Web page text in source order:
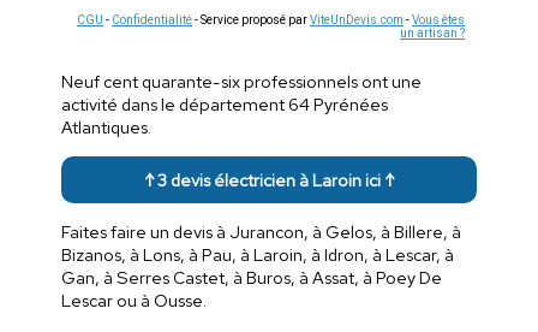
CGU - Confidentialité- Service proposé parViteUnDevis.com -Vous êtes
un artisan ?
Neuf cent quarante-six professionnels ont une
activité dans le département 64 Pyrénées
Atlantiques.
↑ 3 devis électricien à Laroin ici ↑
Faites faire un devis à Jurancon, à Gelos, à Billere, à
Bizanos, à Lons, à Pau, à Laroin, à Idron, à Lescar, à
Gan, à Serres Castet, à Buros, à Assat, à Poey De
Lescar ou à Ousse.